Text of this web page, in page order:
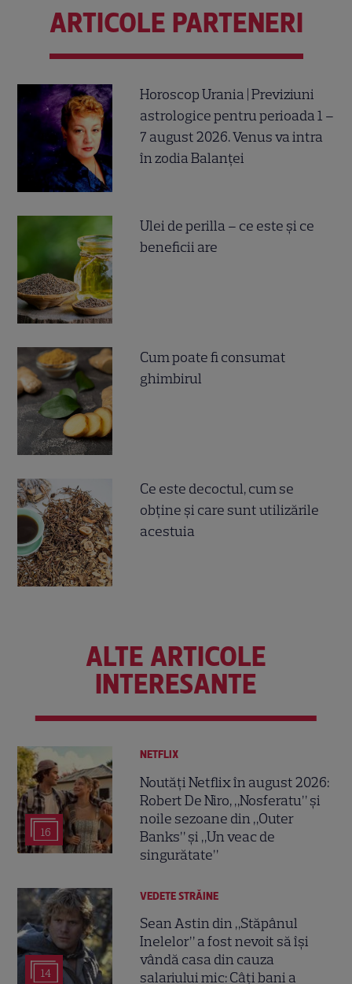
ARTICOLE PARTENERI
Horoscop Urania | Previziuni
astrologice pentru perioada 1 –
7 august 2026. Venus va intra
în zodia Balanței
Ulei de perilla – ce este și ce
beneficii are
Cum poate fi consumat
ghimbirul
Ce este decoctul, cum se
obţine şi care sunt utilizările
acestuia
ALTE ARTICOLE
INTERESANTE
16
NETFLIX
Noutăți Netflix în august 2026:
Robert De Niro, „Nosferatu” și
noile sezoane din „Outer
Banks” și „Un veac de
singurătate”
14
VEDETE STRĂINE
Sean Astin din „Stăpânul
Inelelor” a fost nevoit să își
vândă casa din cauza
salariului mic: Câți bani a